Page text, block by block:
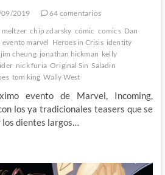
09/2019
64 comentarios
meltzer chip zdarsky cómic comics Dan
evento marvel Heroes in Crisis identity
jim cheung jonathan hickman kelly
nick furia Original Sin Saladin
tom king Wally West
evento de Marvel, Incoming,
los ya tradicionales teasers que se
los dientes largos…